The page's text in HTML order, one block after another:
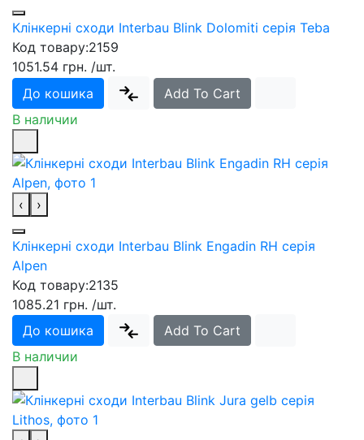
Клінкерні сходи Interbau Blink Dolomiti серія Teba
Код товару:2159
1051.54 грн. /шт.
До кошика
Add To Cart
В наличии
‹ ›
Клінкерні cходи Interbau Blink Engadin RH серія
Alpen
Код товару:2135
1085.21 грн. /шт.
До кошика
Add To Cart
В наличии